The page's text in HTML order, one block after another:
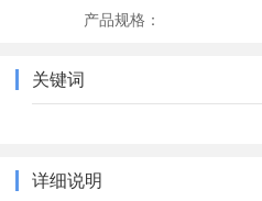
产品规格：
关键词
详细说明